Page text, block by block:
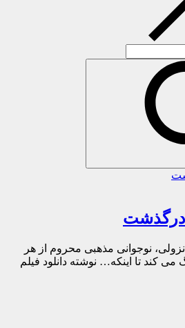
درگذشت
نوجوانی مذهبی محروم از هر
کند تا اینکه… نوشته دانلود فیلم